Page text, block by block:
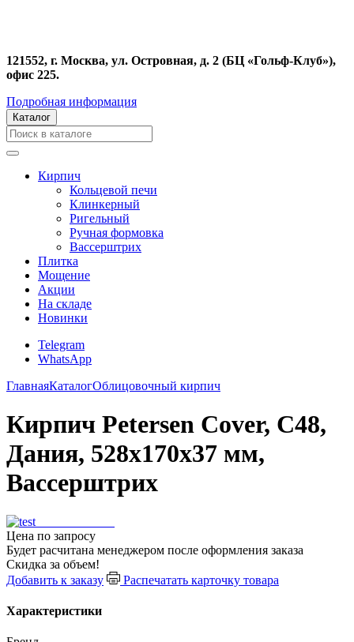
121552, г. Москва, ул. Островная, д. 2 (БЦ «Гольф-Клуб»),
офис 225.
Подробная информация
Каталог
Кирпич
Кольцевой печи
Клинкерный
Ригельный
Ручная формовка
Вассерштрих
Плитка
Мощение
Акции
На складе
Новинки
Telegram
WhatsApp
ГлавнаяКаталогОблицовочный кирпич
Кирпич Petersen Cover, C48,
Дания, 528x170x37 мм,
Вассерштрих
Цена по запросу
Будет расчитана менеджером после оформления заказа
Скидка за объем!
Добавить к заказу
Распечатать карточку товара
Характеристики